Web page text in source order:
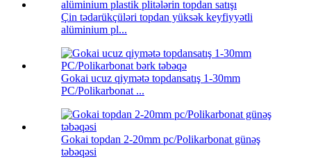
Çin tədarükçüləri topdan yüksək keyfiyyətli
alüminium pl...
Gokai ucuz qiymətə topdansatış 1-30mm
PC/Polikarbonat ...
Gokai topdan 2-20mm pc/Polikarbonat günəş
təbəqəsi